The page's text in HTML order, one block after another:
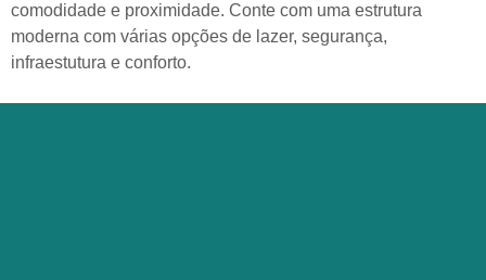
comodidade e proximidade. Conte com uma estrutura
moderna com várias opções de lazer, segurança,
infraestutura e conforto.